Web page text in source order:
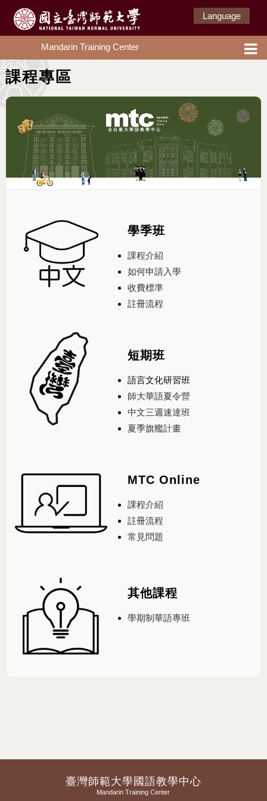
Language
Mandarin Training Center
課程專區
全台最大華語教學中心
學季班
課程介紹
如何申請入學
收費標準
註冊流程
短期班
語言文化研習班
師大華語夏令營
中文三週速達班
夏季旗艦計畫
MTC Online
課程介紹
註冊流程
常見問題
其他課程
學期制華語專班
臺灣師範大學國語教學中心
Mandarin Training Center